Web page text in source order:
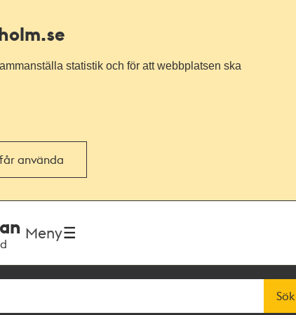
statistik och för att webbplatsen ska
använda
Meny
Sök